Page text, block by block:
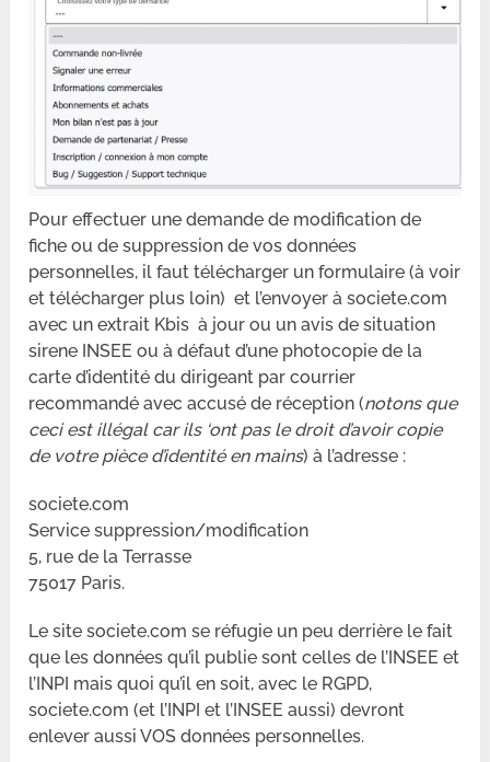
Pour effectuer une demande de modification de
fiche ou de suppression de vos données
personnelles, il faut télécharger un formulaire (à voir
et télécharger plus loin) et l’envoyer à societe.com
avec un extrait Kbis à jour ou un avis de situation
sirene INSEE ou à défaut d’une photocopie de la
carte d’identité du dirigeant par courrier
recommandé avec accusé de réception (notons que
ceci est illégal car ils ‘ont pas le droit d’avoir copie
de votre pièce d’identité en mains) à l’adresse :
societe.com
Service suppression/modification
5, rue de la Terrasse
75017 Paris.
Le site societe.com se réfugie un peu derrière le fait
que les données qu’il publie sont celles de l’INSEE et
l’INPI mais quoi qu’il en soit, avec le RGPD,
societe.com (et l’INPI et l’INSEE aussi) devront
enlever aussi VOS données personnelles.